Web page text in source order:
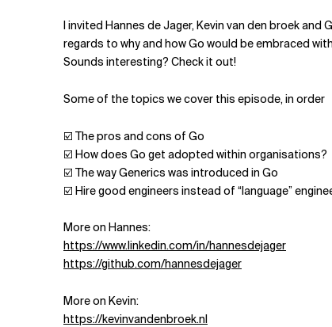
I invited Hannes de Jager, Kevin van den broek
regards to why and how Go would be embraced
Sounds interesting? Check it out!
Some of the topics we cover this episode, in order
☑️ The pros and cons of Go
☑️ How does Go get adopted within organisations?
☑️ The way Generics was introduced in Go
☑️ Hire good engineers instead of “language”
More on Hannes:
https://www.linkedin.com/in/hannesdejager
https://github.com/hannesdejager
More on Kevin:
https://kevinvandenbroek.nl